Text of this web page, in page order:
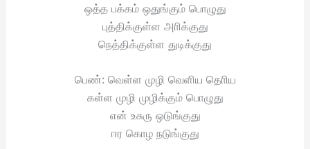
ஒத்த பக்கம் ஒதுங்கும் பொழுது
புத்திக்குள்ள அாிக்குது
நெத்திக்குள்ள துடிக்குது
பெண்: வெள்ள முழி வெளிய தொிய
கள்ள முழி முழிக்கும் பொழுது
என் உசுரு ஒடுங்குது
ஈர கொழ நடுங்குது